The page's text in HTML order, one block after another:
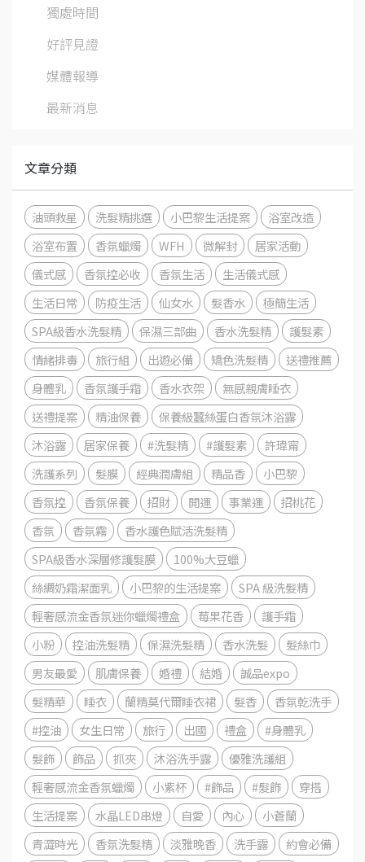
獨處時間
好評見證
媒體報導
最新消息
文章分類
油頭救星 洗髮精挑選 小巴黎生活提案
浴室改造
浴室布置
香氛蠟燭 WFH 微解封
居家活動
儀式感
香氛控必收 香氛生活
生活儀式感
生活日常
防疫生活 仙女水 髮香水
極簡生活
SPA級香水洗髮精
保濕三部曲 香水洗髮精
護髮素
情緒排毒
旅行組 出遊必備 矯色洗髮精
送禮推薦
身體乳
香氛護手霜 香水衣架
無感親膚睡衣
送禮提案
精油保養
保養級蠶絲蛋白香氛沐浴露
沐浴露
居家保養 #洗髮精 #護髮素
許瑋甯
洗護系列
髮膜 經典潤膚組 精品香
小巴黎
香氛控
香氛保養 招財 開運 事業運
招桃花
香氛
香氛霧
香水護色賦活洗髮精
SPA級香水深層修護髮膜
100%大豆蠟
絲綢奶霜潔面乳
小巴黎的生活提案
SPA 級洗髮精
輕奢感流金香氛迷你蠟燭禮盒
莓果花香
護手霜
小粉
控油洗髮精 保濕洗髮精 香水洗髮
髮絲巾
男友最愛
肌膚保養 婚禮 結婚
誠品expo
髮精華
睡衣 蘭精莫代爾睡衣裙 髮香
香氛乾洗手
#控油
女生日常 旅行 出國 禮盒
#身體乳
髮飾
飾品 抓夾 沐浴洗手露
優雅洗護組
輕奢感流金香氛蠟燭
小紫杯 #飾品 #髮飾
穿搭
生活提案
水晶LED串燈 自愛 內心
小蒼蘭
青澀時光
香氛洗髮精 淡雅晚香 洗手露
約會必備